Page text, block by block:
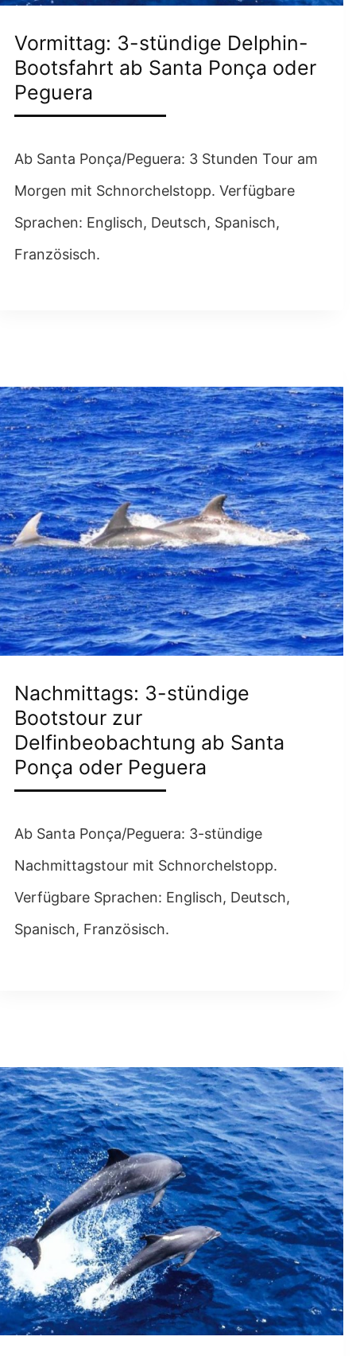
Vormittag: 3-stündige Delphin-
Bootsfahrt ab Santa Ponça oder
Peguera
Ab Santa Ponça/Peguera: 3 Stunden Tour am
Morgen mit Schnorchelstopp. Verfügbare
Sprachen: Englisch, Deutsch, Spanisch,
Französisch.
Nachmittags: 3-stündige
Bootstour zur
Delfinbeobachtung ab Santa
Ponça oder Peguera
Ab Santa Ponça/Peguera: 3-stündige
Nachmittagstour mit Schnorchelstopp.
Verfügbare Sprachen: Englisch, Deutsch,
Spanisch, Französisch.